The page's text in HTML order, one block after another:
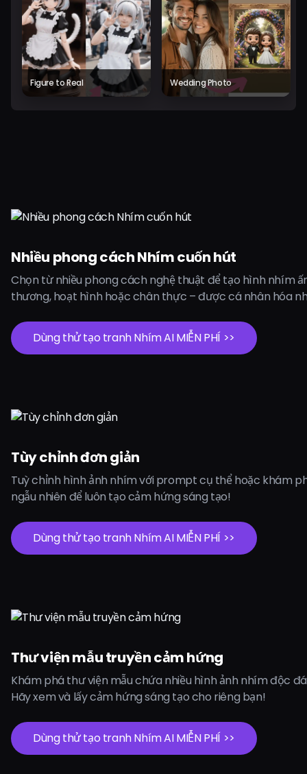
Figure to Real Wedding Photo
Nhiều phong cách Nhím cuốn hút
Chọn từ nhiều phong cách nghệ thuật để tạo hình nhím
thương, hoạt hình hoặc chân thực – được cá nhân hóa
Dùng thử tạo tranh Nhím AI MIỄN PHÍ >>
Tùy chỉnh đơn giản
Tuỳ chỉnh hình ảnh nhím với prompt cụ thể hoặc khám
ngẫu nhiên để luôn tạo cảm hứng sáng tạo!
Dùng thử tạo tranh Nhím AI MIỄN PHÍ >>
Thư viện mẫu truyền cảm hứng
Khám phá thư viện mẫu chứa nhiều hình ảnh nhím độc
Hãy xem và lấy cảm hứng sáng tạo cho riêng bạn!
Dùng thử tạo tranh Nhím AI MIỄN PHÍ >>